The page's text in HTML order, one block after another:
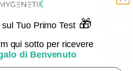
Tuo Primo Test 🎁
qui sotto per ricevere
di Benvenuto